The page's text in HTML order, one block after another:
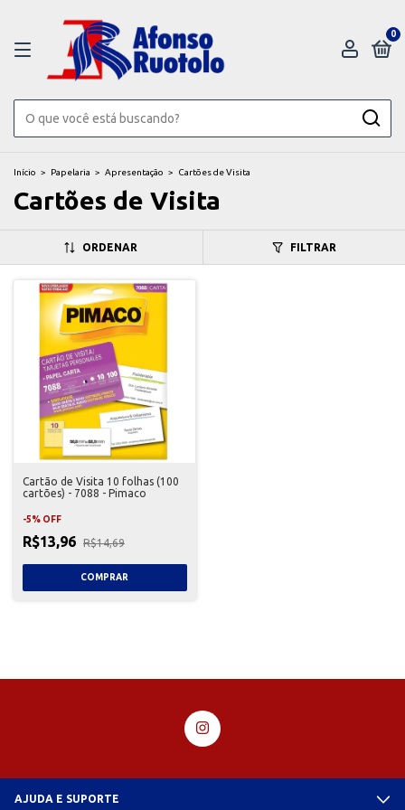
0
Início > Papelaria > Apresentação > Cartões de Visita
Cartões de Visita
ORDENAR FILTRAR
Cartão de Visita 10 folhas (100
cartões) - 7088 - Pimaco
-5% OFF
R$13,96 R$14,69
AJUDA E SUPORTE